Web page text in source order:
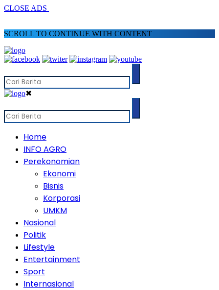
CLOSE ADS
SCROLL TO CONTINUE WITH CONTENT
✖
Home
INFO AGRO
Perekonomian
Ekonomi
Bisnis
Korporasi
UMKM
Nasional
Politik
Lifestyle
Entertainment
Sport
Internasional